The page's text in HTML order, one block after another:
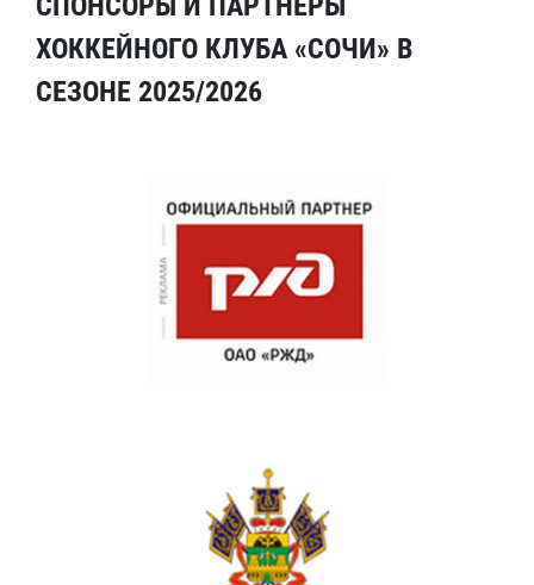
ХОККЕЙНОГО КЛУБА «СОЧИ» В
СЕЗОНЕ 2025/2026